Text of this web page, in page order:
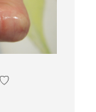
♡